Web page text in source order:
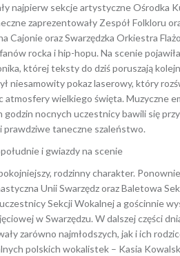
najpierw sekcje artystyczne Ośrodka
zaprezentowały Zespół Folkloru
Cajonie oraz Swarzędzka Orkiestra
rocka i hip-hopu. Na scenie
której teksty do dziś poruszają
niesamowity pokaz laserowy, który
atmosfery wielkiego święta. Muzyczne
godzin nocnych uczestnicy bawili się
prawdziwe taneczne szaleństwo.
i gwiazdy na scenie
rodzinny charakter.
Unii Swarzędz oraz Baletowa
Sekcji Wokalnej a gościnnie
w Swarzędzu. W dalszej części
zarówno najmłodszych, jak i ich
polskich wokalistek – Kasia